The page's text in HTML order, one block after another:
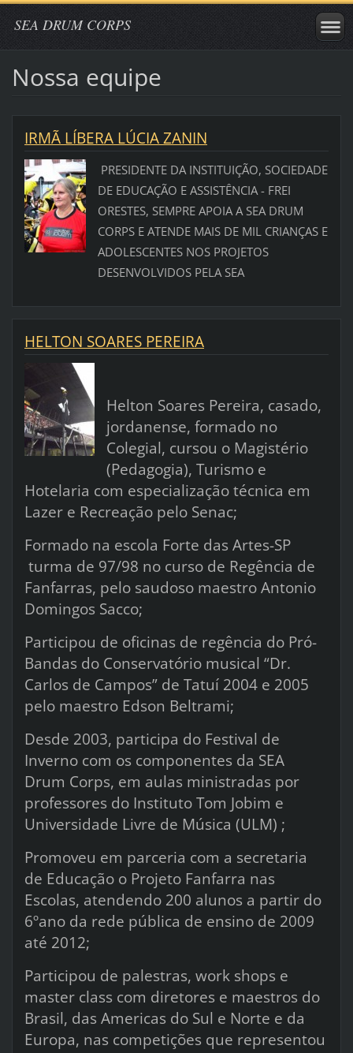
SEA DRUM CORPS
Nossa equipe
IRMÃ LÍBERA LÚCIA ZANIN
PRESIDENTE DA INSTITUIÇÃO, SOCIEDADE
DE EDUCAÇÃO E ASSISTÊNCIA - FREI
ORESTES, SEMPRE APOIA A SEA DRUM
CORPS E ATENDE MAIS DE MIL CRIANÇAS E
ADOLESCENTES NOS PROJETOS
DESENVOLVIDOS PELA SEA
HELTON SOARES PEREIRA
Helton Soares Pereira, casado,
jordanense, formado no
Colegial, cursou o Magistério
(Pedagogia), Turismo e
Hotelaria com especialização técnica em
Lazer e Recreação pelo Senac;
Formado na escola Forte das Artes-SP
turma de 97/98 no curso de Regência de
Fanfarras, pelo saudoso maestro Antonio
Domingos Sacco;
Participou de oficinas de regência do Pró-
Bandas do Conservatório musical “Dr.
Carlos de Campos” de Tatuí 2004 e 2005
pelo maestro Edson Beltrami;
Desde 2003, participa do Festival de
Inverno com os componentes da SEA
Drum Corps, em aulas ministradas por
professores do Instituto Tom Jobim e
Universidade Livre de Música (ULM) ;
Promoveu em parceria com a secretaria
de Educação o Projeto Fanfarra nas
Escolas, atendendo 200 alunos a partir do
6ºano da rede pública de ensino de 2009
até 2012;
Participou de palestras, work shops e
master class com diretores e maestros do
Brasil, das Americas do Sul e Norte e da
Europa, nas competições que representou